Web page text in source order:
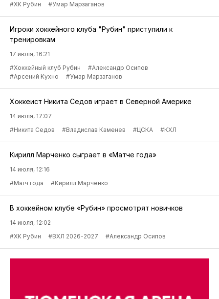
#ХК Рубин
#Умар Марзаганов
Игроки хоккейного клуба "Рубин" приступили к
тренировкам
17 июля, 16:21
#Хоккейный клуб Рубин
#Александр Осипов
#Арсений Кухно
#Умар Марзаганов
Хоккеист Никита Седов играет в Северной Америке
14 июля, 17:07
#Никита Седов
#Владислав Каменев #ЦСКА #КХЛ
Кирилл Марченко сыграет в «Матче года»
14 июля, 12:16
#Матч года
#Кирилл Марченко
В хоккейном клубе «Рубин» просмотрят новичков
14 июля, 12:02
#ХК Рубин
#ВХЛ 2026-2027 #Александр Осипов